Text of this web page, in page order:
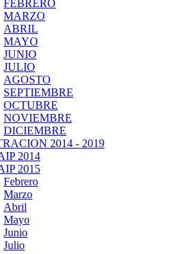
FEBRERO
MARZO
ABRIL
MAYO
JUNIO
JULIO
AGOSTO
SEPTIEMBRE
OCTUBRE
NOVIEMBRE
DICIEMBRE
2014 - 2019
2014
2015
Febrero
Marzo
Abril
Mayo
Junio
Julio